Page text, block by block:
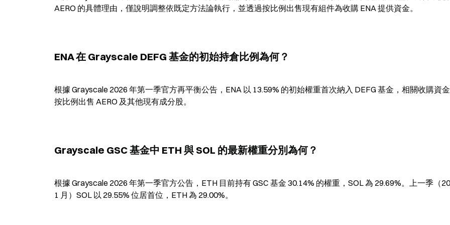
AERO 的具體理由，僅說明調整依既定方法論執行，並透過按比例出售現有組件為收購 ENA 提供資金。
ENA 在 Grayscale DEFG 基金的初始持倉比例為何？
根據 Grayscale 2026 年第一季官方再平衡公告，ENA 以 13.59% 的初始權重首次納入 DEFG 基金，相關收購資
按比例出售 AERO 及其他現有成分股。
Grayscale GSC 基金中 ETH 與 SOL 的最新權重分別為何？
根據 Grayscale 2026 年第一季官方公告，ETH 目前持有 GSC 基金 30.14% 的權重，SOL 為 29.69%。上一季（
1 月）SOL 以 29.55% 位居首位，ETH 為 29.00%。